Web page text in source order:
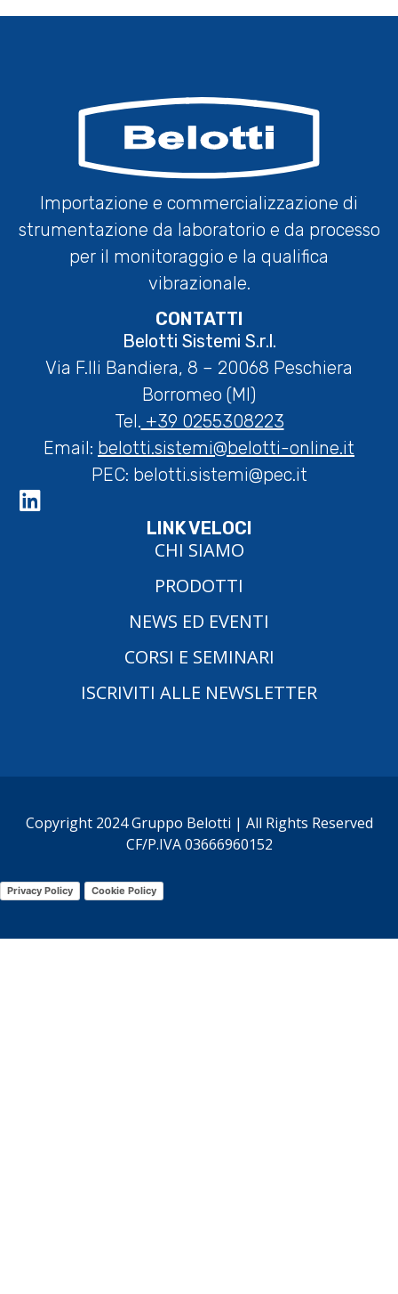
Importazione e commercializzazione di
strumentazione da laboratorio e da processo
per il monitoraggio e la qualifica
vibrazionale.
CONTATTI
Belotti Sistemi S.r.l.
Via F.lli Bandiera, 8 – 20068 Peschiera
Borromeo (MI)
Tel. +39 0255308223
Email: belotti.sistemi@belotti-online.it
PEC: belotti.sistemi@pec.it
LINK VELOCI
CHI SIAMO
PRODOTTI
NEWS ED EVENTI
CORSI E SEMINARI
ISCRIVITI ALLE NEWSLETTER
Copyright 2024 Gruppo Belotti | All Rights Reserved
CF/P.IVA 03666960152
Privacy Policy Cookie Policy